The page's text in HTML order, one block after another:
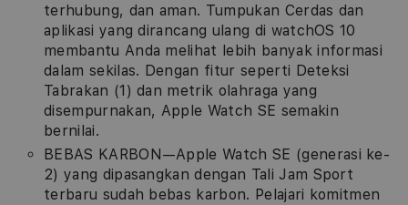
terhubung, dan aman. Tumpukan Cerdas dan
aplikasi yang dirancang ulang di watchOS 10
membantu Anda melihat lebih banyak informasi
dalam sekilas. Dengan fitur seperti Deteksi
Tabrakan (1) dan metrik olahraga yang
disempurnakan, Apple Watch SE semakin
bernilai.
BEBAS KARBON—Apple Watch SE (generasi ke-
2) yang dipasangkan dengan Tali Jam Sport
terbaru sudah bebas karbon. Pelajari komitmen